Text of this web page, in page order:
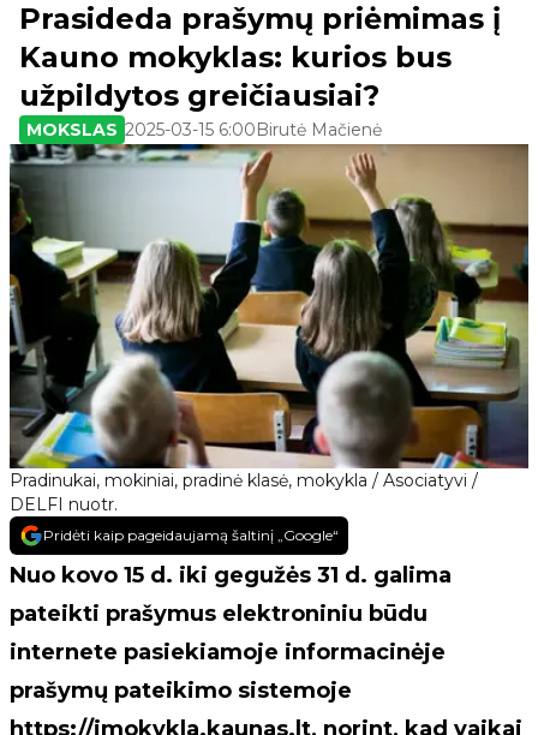
Pradinukai, mokiniai, pradinė klasė, mokykla / Asociatyvi /
DELFI nuotr.
Prasideda prašymų priėmimas į
Kauno mokyklas: kurios bus
užpildytos greičiausiai?
MOKSLAS 2025-03-15 6:00Birutė Mačienė
Pridėti kaip pageidaujamą šaltinį „Google“
Nuo kovo 15 d. iki gegužės 31 d. galima
pateikti prašymus elektroniniu būdu
internete pasiekiamoje informacinėje
prašymų pateikimo sistemoje
https://imokykla.kaunas.lt, norint, kad vaikai